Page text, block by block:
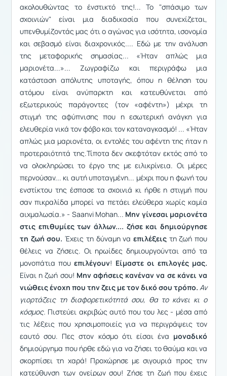
ακολουθώντας το ένστικτό της!... Το "σπάσιμο των
σχοινιών" είναι μια διαδικασία που συνεχίζεται,
υπενθυμίζοντάς μας ότι ο αγώνας για ισότητα, ισονομία
και σεβασμό είναι διαχρονικός.... Εδώ με την ανάλυση
της μεταφορικής σημασίας... «Ήταν απλώς μια
μαριονέτα...»... Ζωγραφίζω και περιγράφω μια
κατάσταση απόλυτης υποταγής, όπου η θέληση του
ατόμου είναι ανύπαρκτη και κατευθύνεται από
εξωτερικούς παράγοντες (τον «αφέντη») μέχρι τη
στιγμή της αφύπνισης που η εσωτερική ανάγκη για
ελευθερία νικά τον φόβο και τον καταναγκασμό! ... «Ήταν
απλώς μια μαριονέτα, οι εντολές του αφέντη της ήταν η
προτεραιότητά της.Τίποτα δεν σκεφτόταν εκτός από το
να ολοκληρώσει το έργο της με ειλικρίνεια. Οι μέρες
περνούσαν... κι αυτή υποταγμένη... μέχρι που η φωνή του
ενστίκτου της έσπασε τα σχοινιά κι ήρθε η στιγμή που
σαν πικραλίδα μπορεί να πετάει ελεύθερα χωρίς καμία
αιχμαλωσία.» - Saanvi Mohan... Μην γίνεσαι μαριονέτα
στις επιθυμίες των άλλων.... ζήσε και δημιούργησε
τη ζωή σου. Έχεις τη δύναμη να επιλέξειςτη ζωή που
θέλεις να ζήσεις. Οι ηρωίδες δημιουργούνται από τα
μονοπάτια πουεπιλέγουν! Είμαστε οι επιλογές μας.
Είναι η ζωή σου! Μην αφήσεις κανέναν να σε κάνει να
νιώθεις ένοχη που την ζεις με τον δικό σου τρόπο. Αν
γιορτάζεις τη διαφορετικότητά σου, θα το κάνει κι ο
κόσμος. Πιστεύει ακριβώς αυτό που του λες - μέσα από
τις λέξεις που χρησιμοποιείς για να περιγράψεις τον
εαυτό σου. Πες στον κόσμο ότι είσαι ένα μοναδικό
δημιούργημα που ήρθε εδώ για να ζήσει το θαύμα και να
σκορπίσει τη χαρά! Προχώρησε με σιγουριά προς την
κατεύθυνση των ονείρων σου! Ζήσε τη ζωή που έχεις